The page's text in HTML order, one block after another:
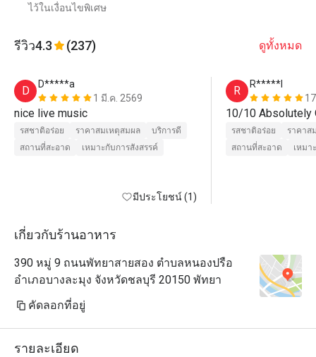
ไว้ในเงื่อนไขพิเศษ
รีวิว4.3 (237) ดูทั้งหมด
D
D*****a
1 มี.ค. 2569
nice live music
รสชาติอร่อย ราคาสมเหตุสมผล
บริการดี
สถานที่สะอาด
เหมาะกับการสังสรรค์
มีประโยชน์ (1)
R
R*****l
รสชาติอร่อย
ราคาส
สถานที่สะอาด
เหมา
เกี่ยวกับร้านอาหาร
390 หมู่ 9 ถนนพัทยาสายสอง ตำบลหนองปรือ
อำเภอบางละมุง จังหวัดชลบุรี 20150 พัทยา
คัดลอกที่อยู่
รายละเอียด